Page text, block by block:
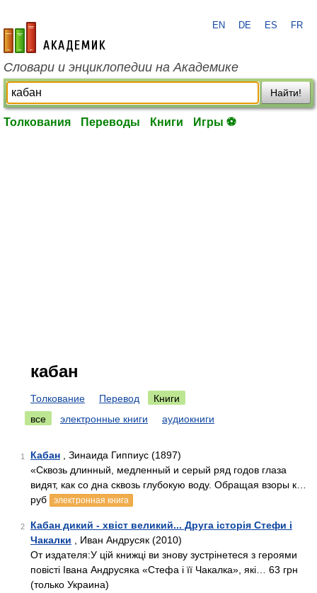
academic.ru
EN DE ES FR
Словари и энциклопедии на Академике
Найти!
Толкования Переводы Книги Игры ⚽
кабан
Толкование Перевод
Книги
все
электронные книги аудиокниги
1 Кабан , Зинаида Гиппиус (1897)
«Сквозь длинный, медленный и серый ряд годов глаза
видят, как со дна сквозь глубокую воду. Обращая взоры к…
руб
электронная книга
2
Кабан дикий - хвіст великий... Друга історія Стефи і
Чакалки , Иван Андрусяк (2010)
От издателя:У цій книжці ви знову зустрінетеся з героями
повісті Івана Андрусяка «Стефа і її Чакалка», які… 63 грн
(только Украина)